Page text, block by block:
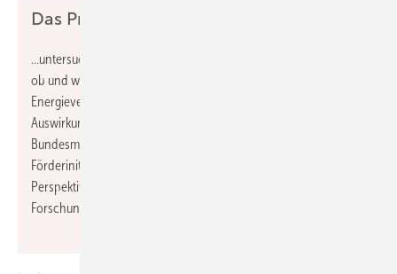
Das Projekt EE-Rebound…
…untersuchte mit Interviews, Befragungen und Berechnungen,
ob und wie ein Umstieg auf erneuerbare Energien den
Energieverbrauch von Privathaushalten beeinflusst und welche
Auswirkungen dies hat. Gefördert wurde das Projekt vom
Bundesministerium für Bildung und Forschung (BMBF) in der
Förderinitiative „Rebound-Effekte aus sozial-ökologischer
Perspektive“ des Förderschwerpunkts Sozial-ökologische
Forschung (SÖF).